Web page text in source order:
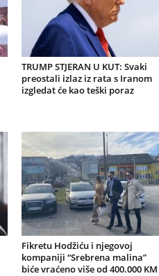
TRUMP STJERAN U KUT: Svaki
preostali izlaz iz rata s Iranom
izgledat će kao teški poraz
Fikretu Hodžiću i njegovoj
kompaniji “Srebrena malina”
biće vraćeno više od 400.000 KM